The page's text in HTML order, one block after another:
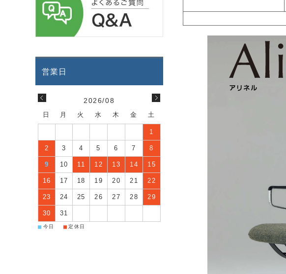
2026/08
日 月 火 水 木 金 土
1
2 3 4 5 6 7 8
9 10 11 12 13 14 15
16 17 18 19 20 21 22
23 24 25 26 27 28 29
30 31
■ 今日 ■ 定休日